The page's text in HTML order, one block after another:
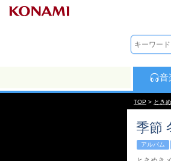
音
TOP > とき
季節
アルバム